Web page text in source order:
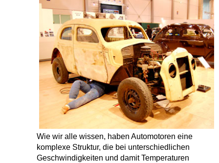
Wie wir alle wissen, haben Automotoren eine
komplexe Struktur, die bei unterschiedlichen
Geschwindigkeiten und damit Temperaturen